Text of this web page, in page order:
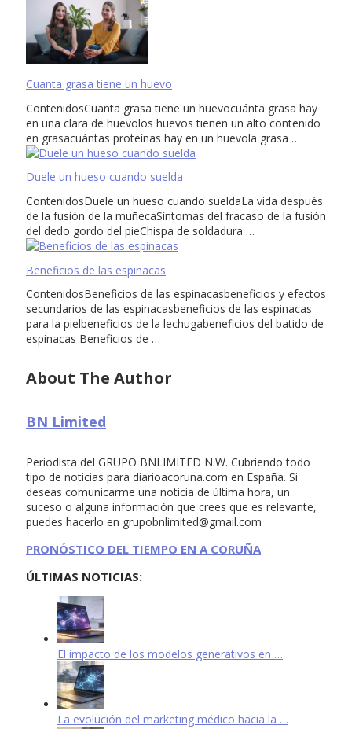
Cuanta grasa tiene un huevo
ContenidosCuanta grasa tiene un huevocuánta grasa hay
en una clara de huevolos huevos tienen un alto contenido
en grasacuántas proteínas hay en un huevola grasa …
Duele un hueso cuando suelda
ContenidosDuele un hueso cuando sueldaLa vida después
de la fusión de la muñecaSíntomas del fracaso de la fusión
del dedo gordo del pieChispa de soldadura …
Beneficios de las espinacas
ContenidosBeneficios de las espinacasbeneficios y efectos
secundarios de las espinacasbeneficios de las espinacas
para la pielbeneficios de la lechugabeneficios del batido de
espinacas Beneficios de …
About The Author
BN Limited
Periodista del GRUPO BNLIMITED N.W. Cubriendo todo
tipo de noticias para diarioacoruna.com en España. Si
deseas comunicarme una noticia de última hora, un
suceso o alguna información que crees que es relevante,
puedes hacerlo en grupobnlimited@gmail.com
PRONÓSTICO DEL TIEMPO EN A CORUÑA
ÚLTIMAS NOTICIAS:
El impacto de los modelos generativos en …
La evolución del marketing médico hacia la …